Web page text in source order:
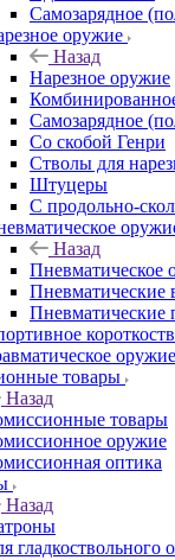
Самозарядное
оружие
Назад
Нарезное оружие
Самозарядное
Со скобой Генри
Стволы для
Штуцеры
С продольно-
Назад
Пневматическое
Пневматические
Пневматические
товары
Назад
товары
оружие
оптика
Назад
гладкоствольного